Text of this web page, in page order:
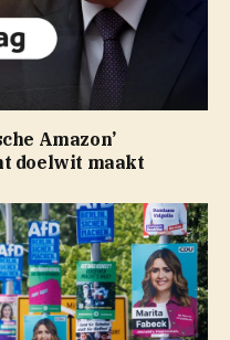
Amazon’
doelwit maakt